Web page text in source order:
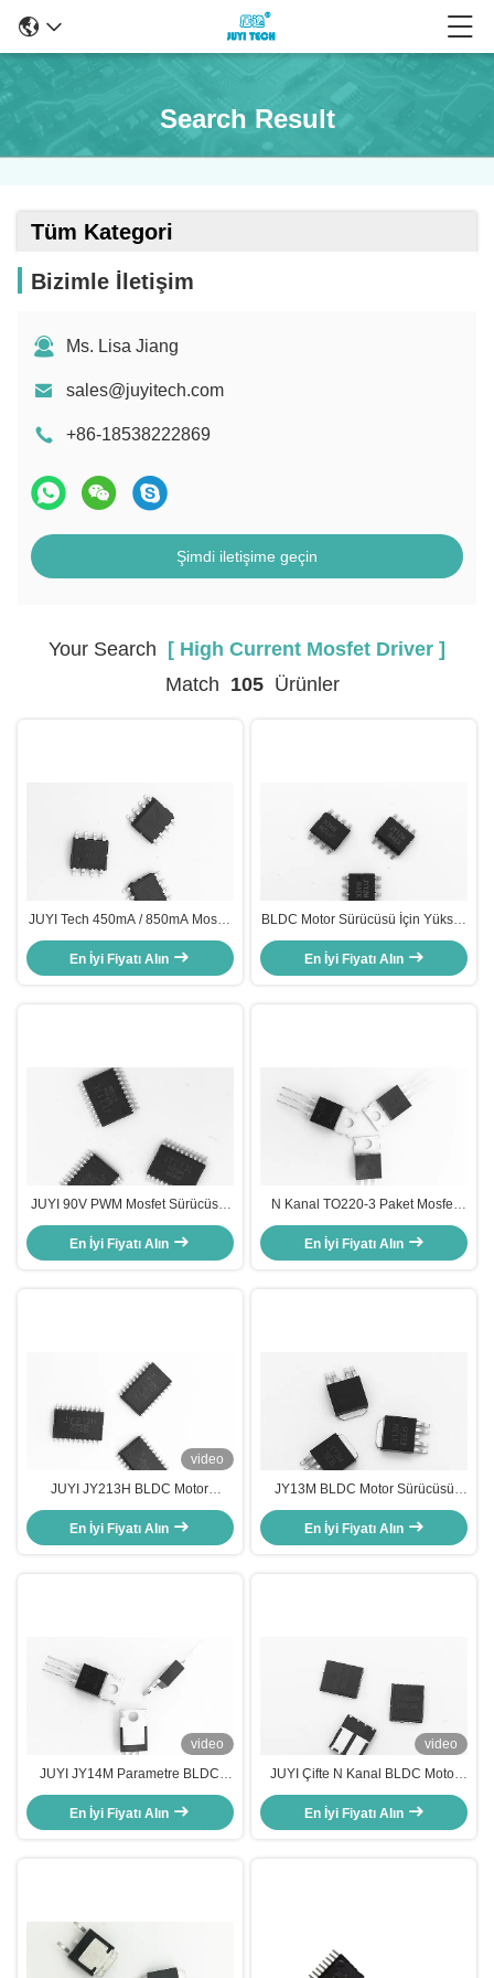
Search Result
Tüm Kategori
Bizimle İletişim
Ms. Lisa Jiang
sales@juyitech.com
+86-18538222869
Şimdi iletişime geçin
Your Search [ High Current Mosfet Driver ]
Match 105 Ürünler
JUYI Tech 450mA / 850mA Mosfet
Yüksek Taraf Anahtarı, 3.3V
Mantık Uyumlu Bldc Mosfet
Sürücüsü
En İyi Fiyatı Alın
BLDC Motor Sürücüsü İçin Yüksek
Akım Mosfet Sürücüsü, 30A H
Köprü Devresi
En İyi Fiyatı Alın
JUYI 90V PWM Mosfet Sürücüsü,
3 Fazlı Kapı Sürücüsü Üç
Bağımsız Yüksek ve Düşük Yanla
En İyi Fiyatı Alın
N Kanal TO220-3 Paket Mosfet
Stepper Sürücü, BLDC motor
sürücüsü için 300W Mosfet Voltaj
Düzenleyicisi
En İyi Fiyatı Alın
video
JUYI JY213H BLDC Motor
Sürücüsü MOSFET / IGBT
Sürücüsü Yüksek Hız 3 - Faz
Yarısı - Köprü
En İyi Fiyatı Alın
JY13M BLDC Motor Sürücüsü
MOSFET N Ve P Kanal 40 V
Yüzey Montaj
En İyi Fiyatı Alın
video
JUYI JY14M Parametre BLDC
Motor Sürücüsü MOSFET Sert
Bağlantılı ve Yüksek Frekanslı
devreler
En İyi Fiyatı Alın
video
JUYI Çifte N Kanal BLDC Motor
Sürücü MOSFET Hızlı Değişim ve
Ters Vücut Geri Kazanma
En İyi Fiyatı Alın